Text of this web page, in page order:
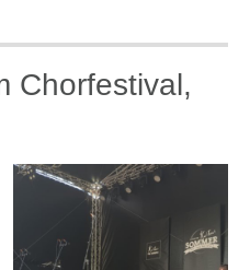
Chorfestival,